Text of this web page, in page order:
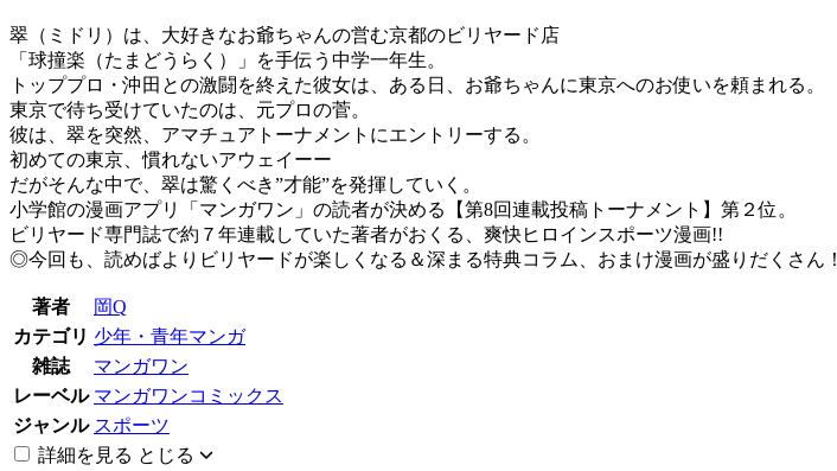
翠（ミドリ）は、大好きなお爺ちゃんの営む京都のビリヤード店
「球撞楽（たまどうらく）」を手伝う中学一年生。
トッププロ・沖田との激闘を終えた彼女は、ある日、お爺ちゃんに東京へのお使いを頼まれる。
東京で待ち受けていたのは、元プロの菅。
彼は、翠を突然、アマチュアトーナメントにエントリーする。
初めての東京、慣れないアウェイーー
だがそんな中で、翠は驚くべき”才能”を発揮していく。
小学館の漫画アプリ「マンガワン」の読者が決める【第8回連載投稿トーナメント】第２位。
ビリヤード専門誌で約７年連載していた著者がおくる、爽快ヒロインスポーツ漫画!!
◎今回も、読めばよりビリヤードが楽しくなる＆深まる特典コラム、おまけ漫画が盛りだくさん！
著者
岡Q
カテゴリ 少年・青年マンガ
雑誌
マンガワン
レーベル マンガワンコミックス
ジャンル スポーツ
詳細を見る とじる